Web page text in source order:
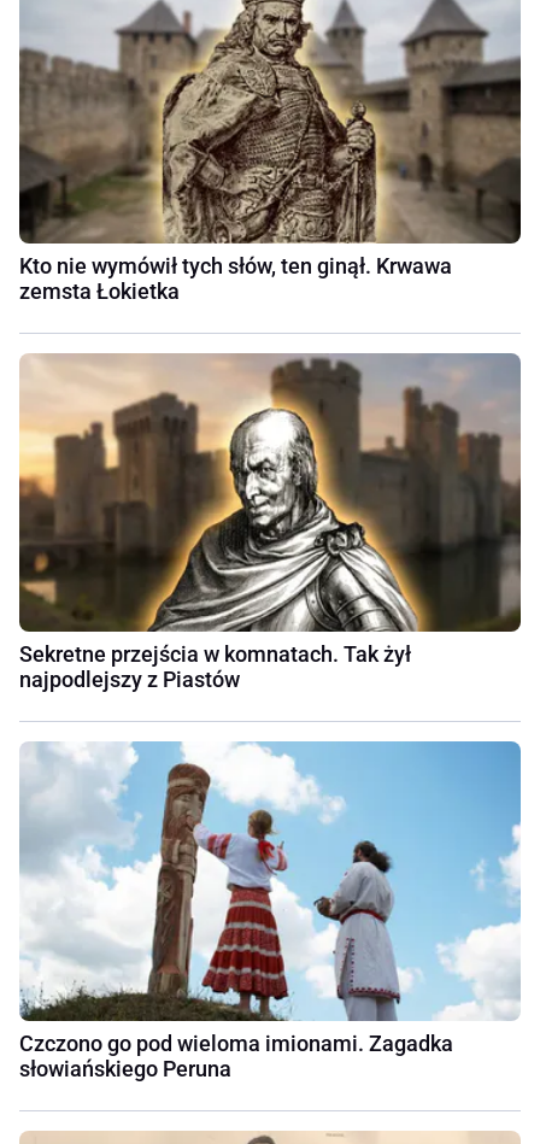
Kto nie wymówił tych słów, ten ginął. Krwawa
zemsta Łokietka
Sekretne przejścia w komnatach. Tak żył
najpodlejszy z Piastów
Czczono go pod wieloma imionami. Zagadka
słowiańskiego Peruna